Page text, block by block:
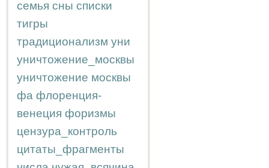
семья сны списки
тигры
традиционализм уни
уничтожение_москвы
уничтожение москвы
фа флоренция-
венеция форизмы
цензура_контроль
цитаты_фрагменты